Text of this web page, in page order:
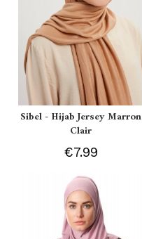
Sibel - Hijab Jersey Marron
Clair
€7.99